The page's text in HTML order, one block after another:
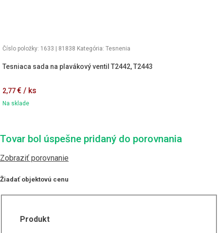
Číslo položky: 1633 | 81838 Kategória: Tesnenia
Tesniaca sada na plavákový ventil T2442, T2443
2,77€ / ks
Na sklade
Tovar bol úspešne pridaný do porovnania
Zobraziť porovnanie
Žiadať objektovú cenu
Produkt